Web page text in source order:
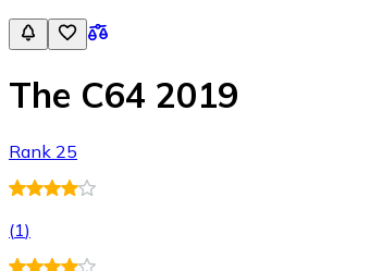
The C64 2019
Rank 25
(1)